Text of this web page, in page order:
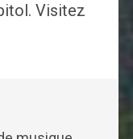
Visitez